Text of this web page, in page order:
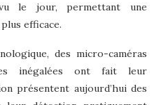
le jour, permettant une
efficace.
des micro-caméras
inégalées ont fait leur
présentent aujourd’hui des